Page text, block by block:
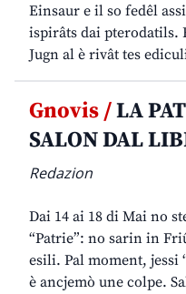
Einsaur e il so fedêl
ispirâts dai pterodatils.
Jugn al è rivât tes
Gnovis /LA
SALON DAL
Redazion
Dai 14 ai 18 di Mai no
“Patrie”: no sarin in
esili. Pal moment,
è ancjemò une colpe.